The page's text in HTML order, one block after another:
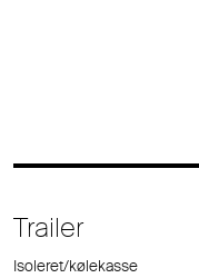
Trailer
Isoleret/kølekasse